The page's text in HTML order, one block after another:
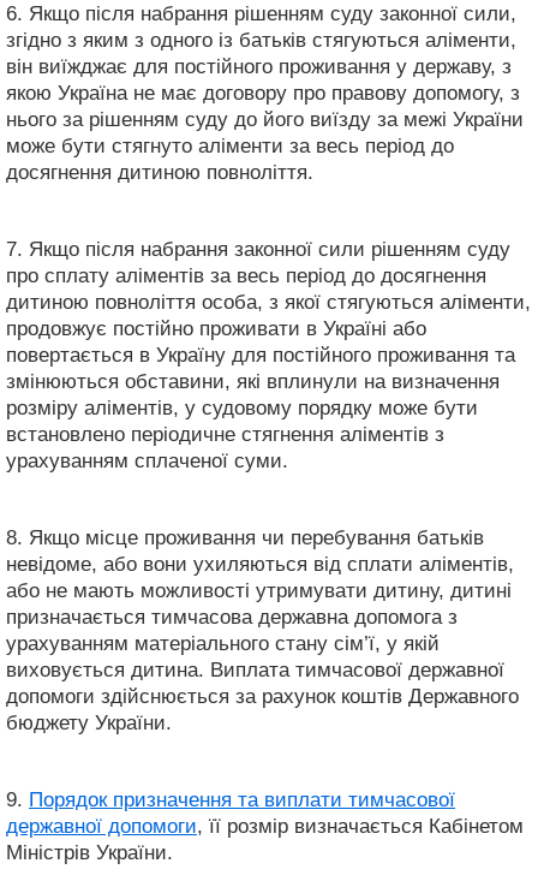
6. Якщо після набрання рішенням суду законної сили,
згідно з яким з одного із батьків стягуються аліменти,
він виїжджає для постійного проживання у державу, з
якою Україна не має договору про правову допомогу, з
нього за рішенням суду до його виїзду за межі України
може бути стягнуто аліменти за весь період до
досягнення дитиною повноліття.
7. Якщо після набрання законної сили рішенням суду
про сплату аліментів за весь період до досягнення
дитиною повноліття особа, з якої стягуються аліменти,
продовжує постійно проживати в Україні або
повертається в Україну для постійного проживання та
змінюються обставини, які вплинули на визначення
розміру аліментів, у судовому порядку може бути
встановлено періодичне стягнення аліментів з
урахуванням сплаченої суми.
8. Якщо місце проживання чи перебування батьків
невідоме, або вони ухиляються від сплати аліментів,
або не мають можливості утримувати дитину, дитині
призначається тимчасова державна допомога з
урахуванням матеріального стану сім’ї, у якій
виховується дитина. Виплата тимчасової державної
допомоги здійснюється за рахунок коштів Державного
бюджету України.
9. Порядок призначення та виплати тимчасової
державної допомоги, її розмір визначається Кабінетом
Міністрів України.